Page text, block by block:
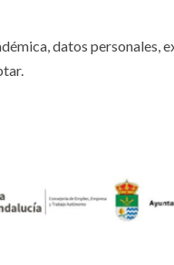
datos personales,